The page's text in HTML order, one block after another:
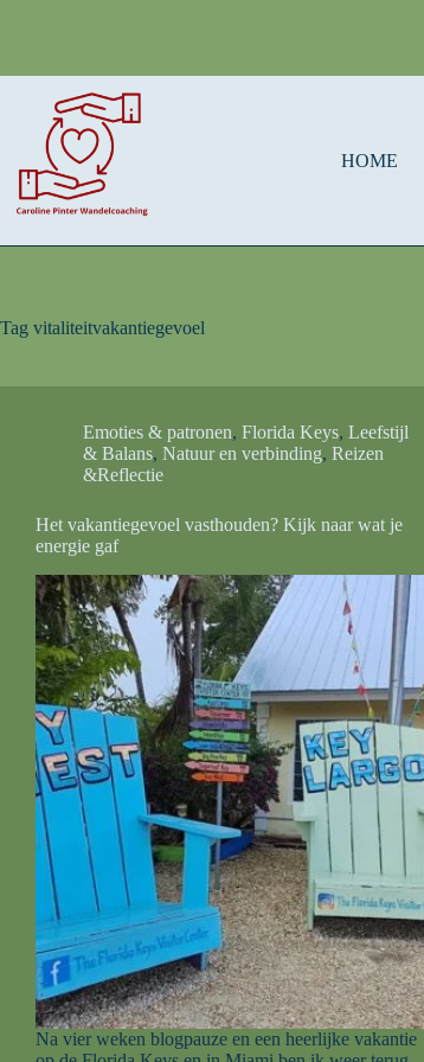
HOME
Tag vitaliteitvakantiegevoel
Emoties & patronen, Florida Keys, Leefstijl
& Balans, Natuur en verbinding, Reizen
&Reflectie
Het vakantiegevoel vasthouden? Kijk naar wat je
energie gaf
Na vier weken blogpauze en een heerlijke vakantie